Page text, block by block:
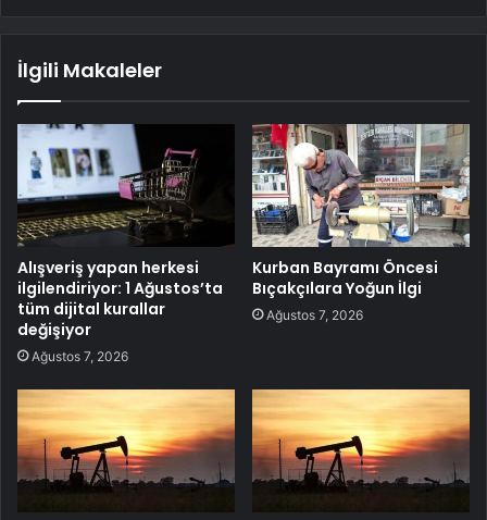
İlgili Makaleler
Alışveriş yapan herkesi
ilgilendiriyor: 1 Ağustos’ta
tüm dijital kurallar
değişiyor
Ağustos 7, 2026
Kurban Bayramı Öncesi
Bıçakçılara Yoğun İlgi
Ağustos 7, 2026